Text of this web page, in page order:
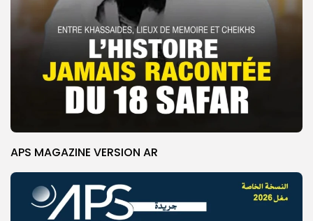
APS MAGAZINE VERSION AR